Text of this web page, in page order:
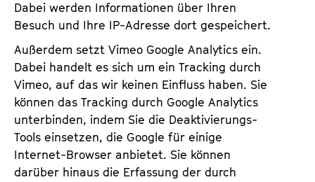
Dabei werden Informationen über Ihren
Besuch und Ihre IP-Adresse dort gespeichert.
Außerdem setzt Vimeo Google Analytics ein.
Dabei handelt es sich um ein Tracking durch
Vimeo, auf das wir keinen Einfluss haben. Sie
können das Tracking durch Google Analytics
unterbinden, indem Sie die Deaktivierungs-
Tools einsetzen, die Google für einige
Internet-Browser anbietet. Sie können
darüber hinaus die Erfassung der durch